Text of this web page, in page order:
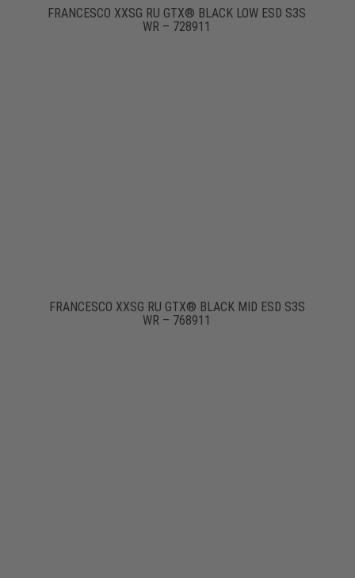
FRANCESCO XXSG RU GTX® BLACK LOW ESD S3S
WR – 728911
FRANCESCO XXSG RU GTX® BLACK MID ESD S3S
WR – 768911